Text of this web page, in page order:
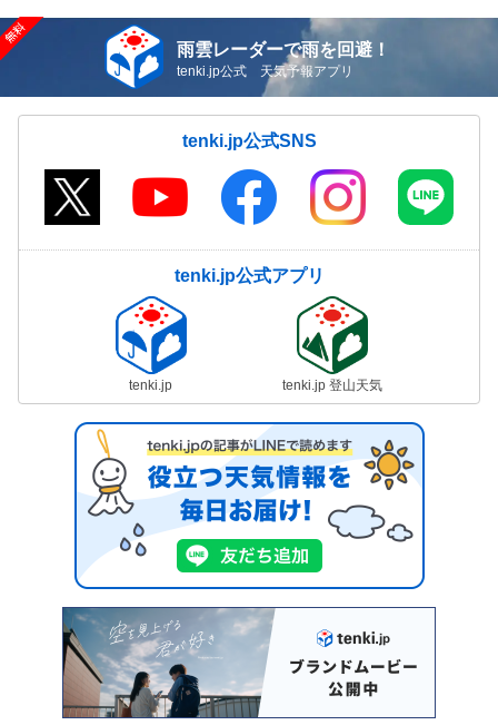
雨雲レーダーで雨を回避！
tenki.jp公式 天気予報アプリ
tenki.jp公式SNS
tenki.jp公式アプリ
tenki.jp tenki.jp 登山天気